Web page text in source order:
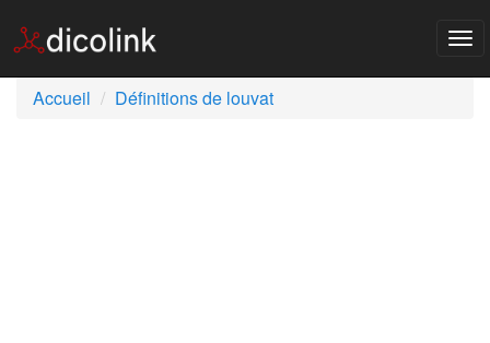
Accueil
Définitions de louvat